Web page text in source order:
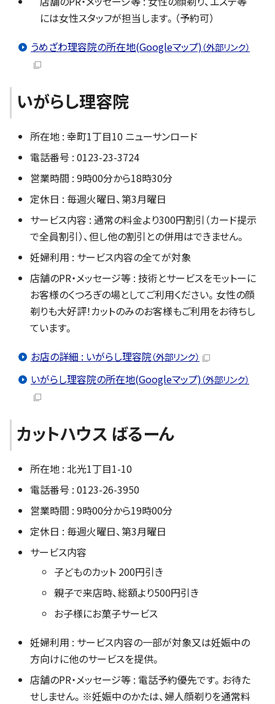
には女性スタッフが担当します。（予約可）
うめざわ理容院の所在地(Googleマップ)（外部リンク）
いがらし理容院
所在地 : 幸町1丁目10 ニューサンロード
電話番号 : 0123-23-3724
営業時間 : 9時00分から18時30分
定休日 : 毎週火曜日、第3月曜日
サービス内容 : 通常の料金より300円割引（カード提示
で全員割引）、但し他の割引との併用はできません。
妊婦利用 : サービス内容の全てが対象
店舗のPR・メッセージ等 : 技術とサービスをモットーに
お客様のくつろぎの場としてご利用ください。女性の顔
剃りも大好評！カットのみのお客様もご利用をお待ちし
ています。
お店の詳細 : いがらし理容院（外部リンク）
いがらし理容院の所在地(Googleマップ)（外部リンク）
カットハウス ばるーん
所在地 : 北光1丁目1-10
電話番号 : 0123-26-3950
営業時間 : 9時00分から19時00分
定休日 : 毎週火曜日、第3月曜日
サービス内容
子どものカット 200円引き
親子で来店時、総額より500円引き
お子様にお菓子サービス
妊婦利用 : サービス内容の一部が対象又は妊娠中の
方向けに他のサービスを提供。
店舗のPR・メッセージ等 : 電話予約優先です。お待た
せしません。※妊娠中のかたは、婦人顔剃りを通常料